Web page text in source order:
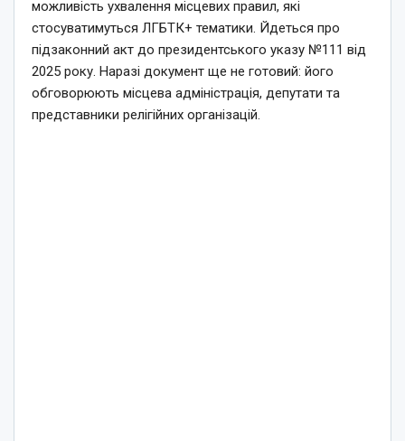
можливість ухвалення місцевих правил, які
стосуватимуться ЛГБТК+ тематики. Йдеться про
підзаконний акт до президентського указу №111 від
2025 року. Наразі документ ще не готовий: його
обговорюють місцева адміністрація, депутати та
представники релігійних організацій.